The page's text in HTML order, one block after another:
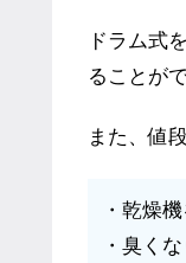
ドラム式
ることが
また、値
・乾燥
・臭く